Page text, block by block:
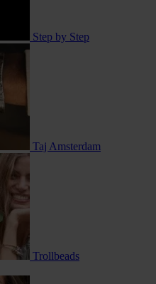
Step by Step
Taj Amsterdam
Trollbeads